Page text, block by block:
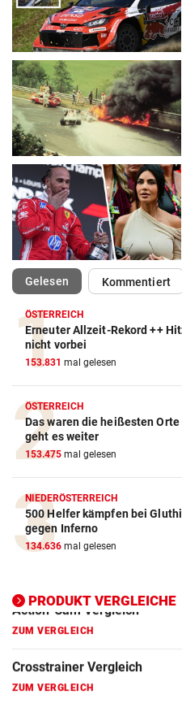
Gelesen(ausgewählt)Kommentiert
ÖSTERREICH
Erneuter Allzeit-Rekord ++
nicht vorbei
153.831 mal gelesen
ÖSTERREICH
Das waren die heißesten Orte
geht es weiter
153.475 mal gelesen
NIEDERÖSTERREICH
500 Helfer kämpfen bei
gegen Inferno
134.636 mal gelesen
PRODUKT VERGLEICHE
Action-Cam Vergleich
ZUM VERGLEICH
Crosstrainer Vergleich
ZUM VERGLEICH
E-Bike Vergleich
ZUM VERGLEICH
Elektro-Scooter Vergleich
Ergometer Vergleich
ZUM VERGLEICH
Fahrrad Test
ZUM VERGLEICH